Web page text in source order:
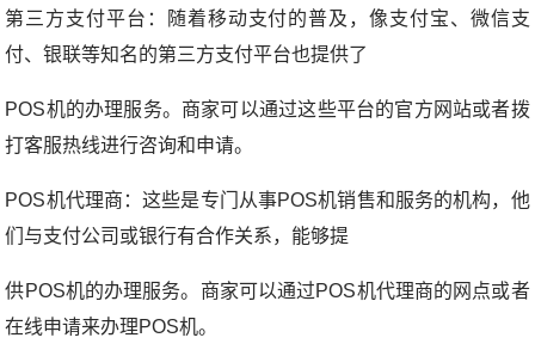
第三方支付平台：随着移动支付的普及，像支付宝、微信支
付、银联等知名的第三方支付平台也提供了
POS机的办理服务。商家可以通过这些平台的官方网站或者拨
打客服热线进行咨询和申请。
POS机代理商：这些是专门从事POS机销售和服务的机构，他
们与支付公司或银行有合作关系，能够提
供POS机的办理服务。商家可以通过POS机代理商的网点或者
在线申请来办理POS机。